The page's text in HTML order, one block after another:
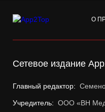
О
Сетевое издание
Главный редактор:
Учредитель: ООО «ВН